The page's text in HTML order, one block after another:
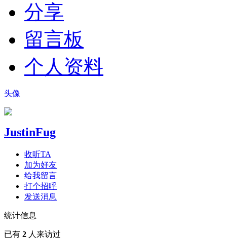
分享
留言板
个人资料
头像
JustinFug
收听TA
加为好友
给我留言
打个招呼
发送消息
统计信息
已有 2 人来访过